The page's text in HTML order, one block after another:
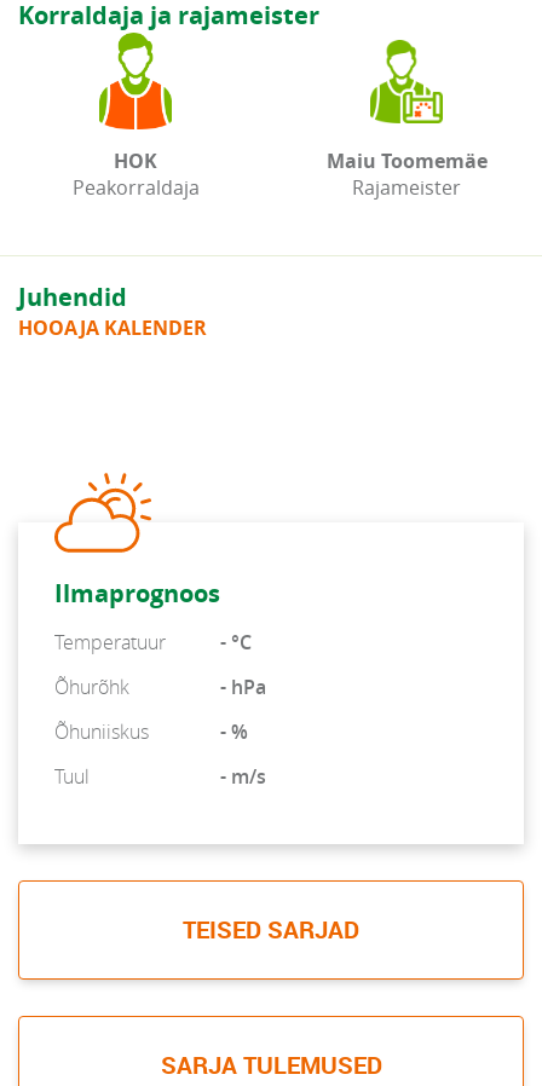
Korraldaja ja rajameister
HOK
Peakorraldaja
Maiu Toomemäe
Rajameister
Juhendid
HOOAJA KALENDER
Ilmaprognoos
Temperatuur
- °C
Õhurõhk
- hPa
Õhuniiskus
- %
Tuul
- m/s
TEISED SARJAD
SARJA TULEMUSED